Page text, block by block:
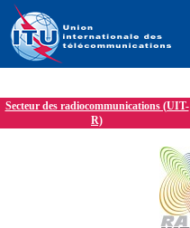
Secteur des radiocommunications (UIT-
R)